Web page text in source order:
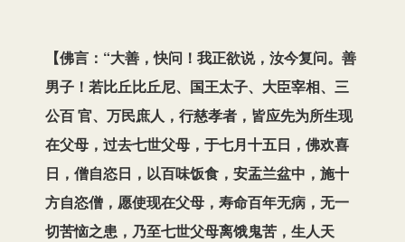
【佛言：“大善，快问！我正欲说，汝今复问。善
男子！若比丘比丘尼、国王太子、大臣宰相、三
公百 官、万民庶人，行慈孝者，皆应先为所生现
在父母，过去七世父母，于七月十五日，佛欢喜
日，僧自恣日，以百味饭食，安盂兰盆中，施十
方自恣僧，愿使现在父母，寿命百年无病，无一
切苦恼之患，乃至七世父母离饿鬼苦，生人天